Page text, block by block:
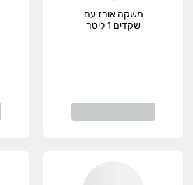
משקה אורז עם
שקדים 1 ליטר